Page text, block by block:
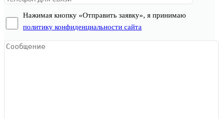
Нажимая кнопку «Отправить заявку», я принимаю
политику конфиденциальности сайта